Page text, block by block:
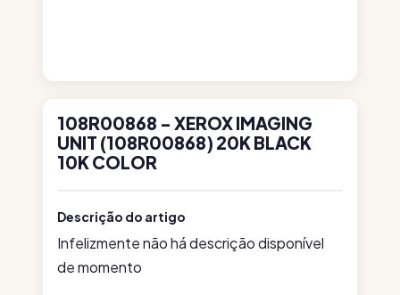
108R00868 - XEROX IMAGING
UNIT (108R00868) 20K BLACK
10K COLOR
Descrição do artigo
Infelizmente não há descrição disponível
de momento